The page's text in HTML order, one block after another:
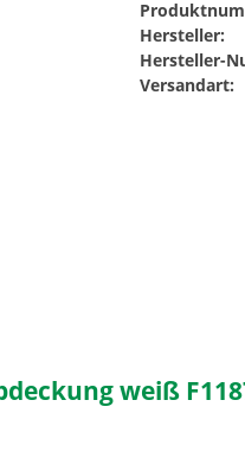
Hersteller:
Hersteller-
Versandart:
weiß